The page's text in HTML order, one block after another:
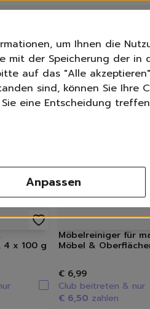
Bestseller
Essentials für dein
Universal &
Spring by Jenna
Sets
Reiniger
Möbelreiniger
Bodenreiniger
Wischmopps |
Außenreiniger
Tücher |
Bürsten
Nature All - Öko
Waschen
Weißwäsche
undbis zu 30%
nach Österreich 3,99 €
4 x 100 g
Möbelreiniger für
Möbel &
€ 6,99
Club beitreten & nur
€ 6,50 zahlen
um Ihnen die
mit der Speicherung der in
auf das "Alle
sind, können Sie Ihre
eine Entscheidung
Anpassen